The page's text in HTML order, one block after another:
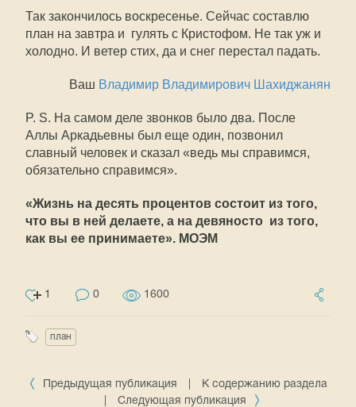
Так закончилось воскресенье. Сейчас составлю
план на завтра и  гулять с Кристофом. Не так уж и
холодно. И ветер стих, да и снег перестал падать.
Ваш Владимир Владимирович Шахиджанян
P. S. На самом деле звонков было два. После
Аллы Аркадьевны был еще один, позвонил
славный человек и сказал «ведь мы справимся,
обязательно справимся».
«Жизнь на десять процентов состоит из того,
что вы в ней делаете, а на девяносто  из того,
как вы ее принимаете». МОЭМ
1 0 1600
план
Предыдущая публикация
К содержанию раздела
Следующая публикация